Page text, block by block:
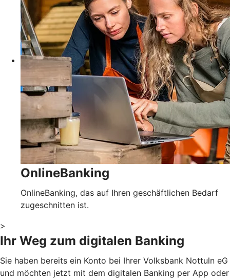
OnlineBanking
OnlineBanking, das auf Ihren geschäftlichen Bedarf
zugeschnitten ist.
>
Ihr Weg zum digitalen Banking
Sie haben bereits ein Konto bei Ihrer Volksbank Nottuln eG
und möchten jetzt mit dem digitalen Banking per App oder